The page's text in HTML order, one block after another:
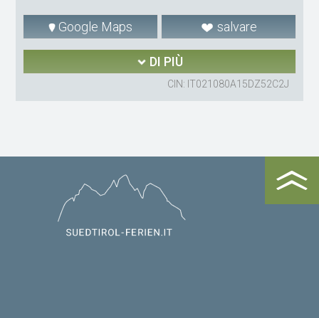
Google Maps salvare
DI PIÙ
CIN: IT021080A15DZ52C2J